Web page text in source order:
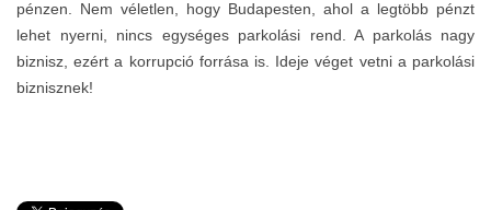
pénzen. Nem véletlen, hogy Budapesten, ahol a legtöbb pénzt
lehet nyerni, nincs egységes parkolási rend. A parkolás nagy
biznisz, ezért a korrupció forrása is. Ideje véget vetni a parkolási
biznisznek!